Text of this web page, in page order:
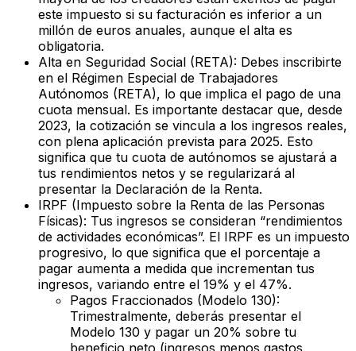
este impuesto si su facturación es inferior a un
millón de euros anuales, aunque el alta es
obligatoria.
Alta en Seguridad Social (RETA): Debes inscribirte
en el Régimen Especial de Trabajadores
Autónomos (RETA), lo que implica el pago de una
cuota mensual. Es importante destacar que, desde
2023, la cotización se vincula a los ingresos reales,
con plena aplicación prevista para 2025. Esto
significa que tu cuota de autónomos se ajustará a
tus rendimientos netos y se regularizará al
presentar la Declaración de la Renta.
IRPF (Impuesto sobre la Renta de las Personas
Físicas): Tus ingresos se consideran “rendimientos
de actividades económicas”. El IRPF es un impuesto
progresivo, lo que significa que el porcentaje a
pagar aumenta a medida que incrementan tus
ingresos, variando entre el 19% y el 47%.
Pagos Fraccionados (Modelo 130):
Trimestralmente, deberás presentar el
Modelo 130 y pagar un 20% sobre tu